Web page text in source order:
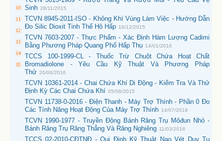
Sinh 28/11/2015
TCVN 8945-2011-ISO - Không Khí Vùng Làm Việc - Hướng Dẫn
Đo Silic Dioxit Tinh Thể Hô Hấp 16/12/2015
TCVN 7603-2007 - Thực Phẩm - Xác Định Hàm Lượng Cadimi
Bằng Phương Pháp Quang Phổ Hấp Thụ 14/01/2016
TCCS 100-1999-CL - Thuốc Trừ Chuột Chứa Hoạt Chất
Bromadiolone - Yêu Cầu Kỹ Thuật Và Phương Pháp
Thử 20/06/2016
TCVN 10361-2014 - Chai Chứa Khí Di Động - Kiểm Tra Và Thử
Định Kỳ Các Chai Chứa Khí 05/08/2015
TCVN 11738-0-2016 - Điện Thanh - Máy Trợ Thính - Phần 0 Đo
Các Tính Năng Hoạt Động Của Máy Trợ Thính 14/07/2018
TCVN 1990-1977 - Truyền Động Bánh Răng Trụ Môđun Nhỏ -
Bánh Răng Trụ Răng Thẳng Và Răng Nghiêng 11/03/2016
TCCS 02-2010-CĐTNĐ - Qui Định Kỹ Thuật Nạo Vét Duy Tu